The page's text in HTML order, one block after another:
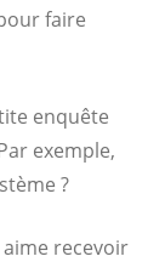
faire
enquête
exemple,
?
recevoir